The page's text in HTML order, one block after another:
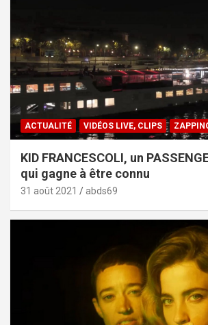
ACTUALITÉ VIDÉOS LIVE, CLIPS
KID FRANCESCOLI, un
qui gagne à être connu
31 août 2021 abds69